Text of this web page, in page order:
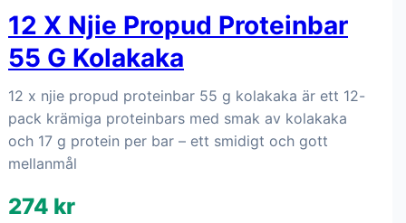
12 X Njie Propud Proteinbar
55 G Kolakaka
12 x njie propud proteinbar 55 g kolakaka är ett 12-
pack krämiga proteinbars med smak av kolakaka
och 17 g protein per bar – ett smidigt och gott
mellanmål
274 kr